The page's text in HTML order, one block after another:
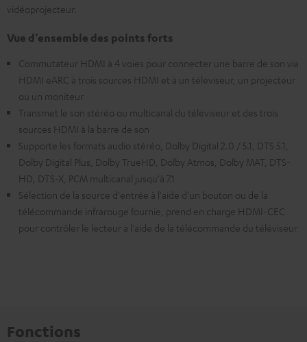
vidéoprojecteur.
Vue d’ensemble des points forts
Commutateur HDMI à 4 voies pour connecter une barre de son via
HDMI eARC à trois sources HDMI et à un téléviseur, un projecteur
ou un moniteur
Transmet le son stéréo ou multicanal du téléviseur et des trois
sources HDMI à la barre de son
Supporte les formats audio stéréo, Dolby Digital 2.0 / 5.1, DTS 5.1,
Dolby Digital Plus, Dolby TrueHD, Dolby Atmos, Dolby MAT, DTS-
HD, DTS-X, PCM multicanal jusqu'à 7.1
Sélection de la source d'entrée à l'aide d'un bouton ou de la
télécommande infrarouge fournie, prend en charge HDMI-CEC
pour contrôler le lecteur à l'aide de la télécommande du téléviseur
Fonctions